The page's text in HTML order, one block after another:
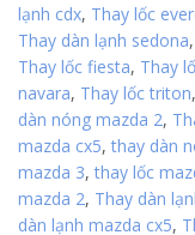
lạnh cdx, Thay lốc
Thay dàn lạnh sedona,
Thay lốc fiesta, Thay
navara, Thay lốc triton,
dàn nóng mazda 2,
mazda cx5, thay dàn
mazda 3, thay lốc
mazda 2, Thay dàn
dàn lạnh mazda cx5,